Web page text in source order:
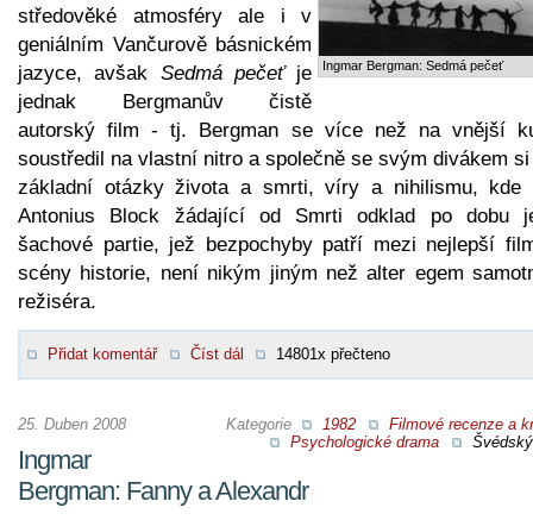
Ingmar Bergman: Sedmá pečeť
středověké atmosféry ale i v
geniálním Vančurově básnickém
jazyce, avšak Sedmá pečeťje
jednak Bergmanův čistě
autorský film - tj. Bergman se více než na vnější
soustředil na vlastní nitro a společně se svým divákem
základní otázky života a smrti, víry a nihilismu, kde
Antonius Block žádající od Smrti odklad po dobu
šachové partie, jež bezpochyby patří mezi nejlepší
scény historie, není nikým jiným než alter egem
režiséra.
Přidat komentář Číst dál 14801x přečteno
Kategorie 1982
Filmové recenze a
Psychologické drama
25. Duben 2008
Ingmar
Bergman: Fanny a Alexandr